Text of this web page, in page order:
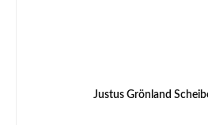
Justus Grönland